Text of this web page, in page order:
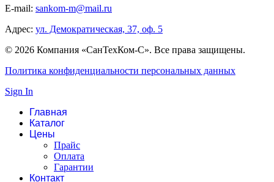
E-mail: sankom-m@mail.ru
Адрес: ул. Демократическая, 37, оф. 5
© 2026 Компания «СанТехКом-С». Все права защищены.
Политика конфиденциальности персональных данных
Sign In
Главная
Каталог
Цены
Прайс
Оплата
Гарантии
Контакт